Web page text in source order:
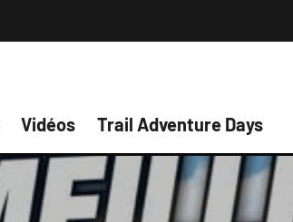
Vidéos Trail Adventure Days